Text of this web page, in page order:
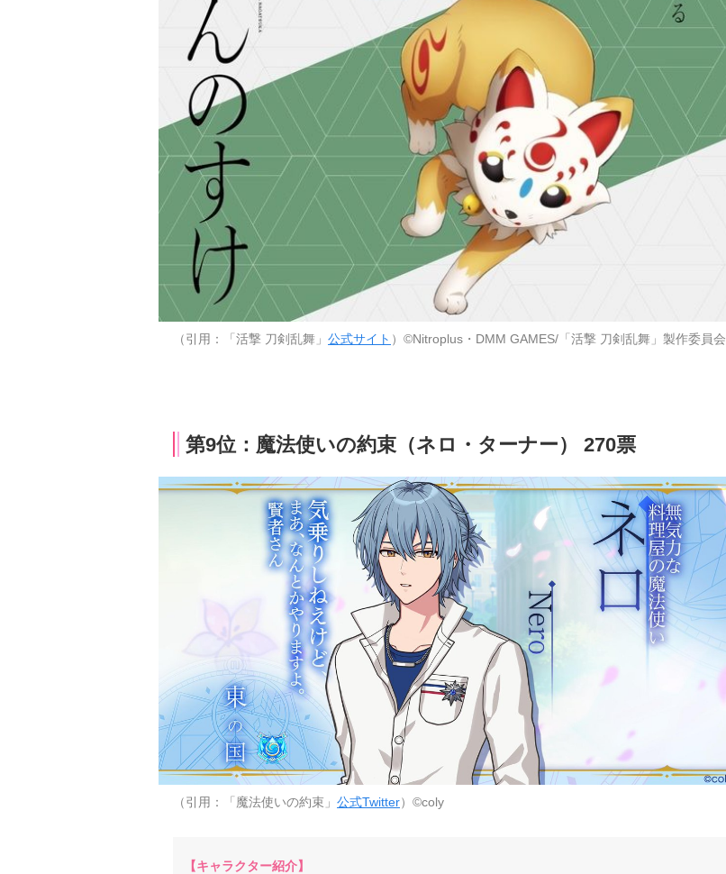
（引用：「活撃 刀剣乱舞」 公式サイト ）©Nitroplus・DMM GAMES/「活撃 刀剣乱舞」製作委員会
第9位：魔法使いの約束（ネロ・ターナー） 270票
（引用：「魔法使いの約束」 公式Twitter）©coly
【キャラクター紹介】